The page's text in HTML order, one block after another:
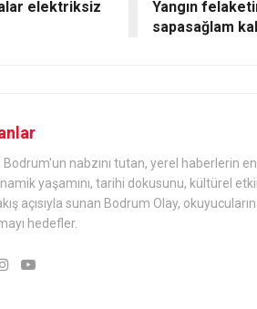
elektriksiz
Yangın
sapasağlam
Bodrum'un nabzını tutan, yerel haberlerin
yaşamını, tarihi dokusunu, kültürel
açısıyla sunan Bodrum Olay,
hedefler.